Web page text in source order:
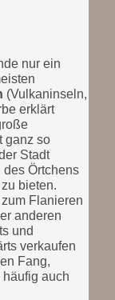
nur ein
(Vulkaninseln,
erklärt
ganz so
Stadt
Örtchens
bieten.
Flanieren
anderen
und
verkaufen
Fang,
auch